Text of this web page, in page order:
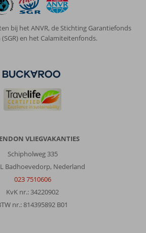
bij het ANVR, de Stichting Garantiefonds
(SGR) en het Calamiteitenfonds.
VLIEGVAKANTIES
Schipholweg 335
Badhoevedorp, Nederland
023 7510606
KvK nr.: 34220902
nr.: 814395892 B01